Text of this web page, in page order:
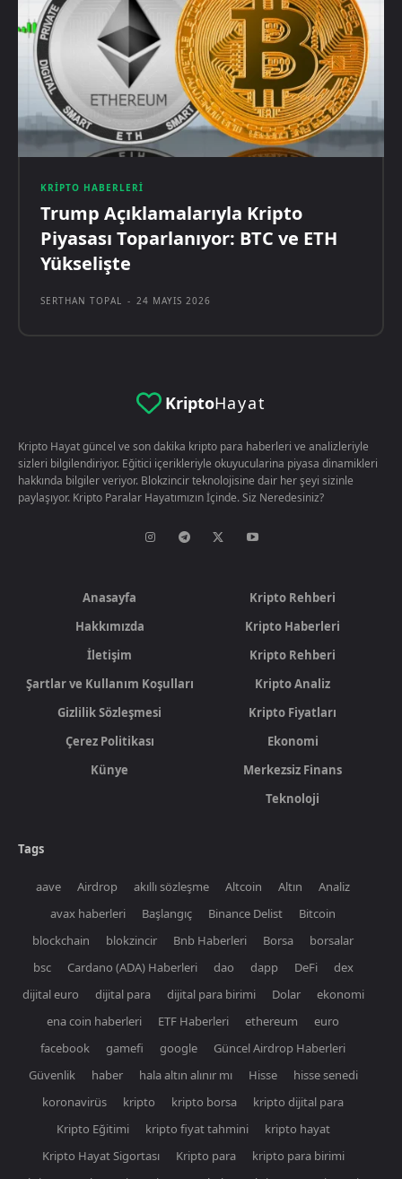
KRIPTO HABERLERI
Trump Açıklamalarıyla Kripto
Piyasası Toparlanıyor: BTC ve ETH
Yükselişte
SERTHAN TOPAL - 24 MAYIS 2026
KriptoHayat
Kripto Hayat güncel ve son dakika kripto para haberleri ve analizleriyle
sizleri bilgilendiriyor. Eğitici içerikleriyle okuyucularina piyasa dinamikleri
hakkında bilgiler veriyor. Blokzincir teknolojisine dair her şeyi sizinle
paylaşıyor. Kripto Paralar Hayatımızın İçinde. Siz Neredesiniz?
Anasayfa
Hakkımızda
İletişim
Şartlar ve Kullanım Koşulları
Gizlilik Sözleşmesi
Çerez Politikası
Künye
Kripto Rehberi
Kripto Haberleri
Kripto Rehberi
Kripto Analiz
Kripto Fiyatları
Ekonomi
Merkezsiz Finans
Teknoloji
Tags
aave Airdrop akıllı sözleşme Altcoin Altın
Analiz
avax haberleri
Başlangıç Binance Delist
Bitcoin
blockchain
blokzincir Bnb Haberleri Borsa
borsalar
bsc
Cardano (ADA) Haberleri dao dapp DeFi
dex
dijital euro
dijital para dijital para birimi Dolar
ekonomi
ena coin haberleri
ETF Haberleri ethereum
euro
facebook
gamefi google
Güncel Airdrop Haberleri
Güvenlik
haber hala altın alınır mı Hisse
hisse senedi
koronavirüs
kripto kripto borsa
kripto dijital para
Kripto Eğitimi
kripto fiyat tahmini
kripto hayat
Kripto Hayat Sigortası
Kripto para
kripto para birimi